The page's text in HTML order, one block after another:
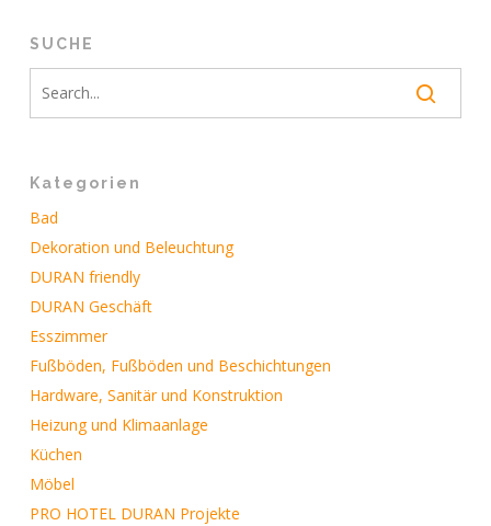
SUCHE
Kategorien
Bad
Dekoration und Beleuchtung
DURAN friendly
DURAN Geschäft
Esszimmer
Fußböden, Fußböden und Beschichtungen
Hardware, Sanitär und Konstruktion
Heizung und Klimaanlage
Küchen
Möbel
PRO HOTEL DURAN Projekte